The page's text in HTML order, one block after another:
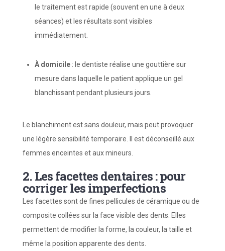
le traitement est rapide (souvent en une à deux
séances) et les résultats sont visibles
immédiatement.
À domicile : le dentiste réalise une gouttière sur
mesure dans laquelle le patient applique un gel
blanchissant pendant plusieurs jours.
Le blanchiment est sans douleur, mais peut provoquer
une légère sensibilité temporaire. Il est déconseillé aux
femmes enceintes et aux mineurs.
2. Les facettes dentaires : pour
corriger les imperfections
Les facettes sont de fines pellicules de céramique ou de
composite collées sur la face visible des dents. Elles
permettent de modifier la forme, la couleur, la taille et
même la position apparente des dents.